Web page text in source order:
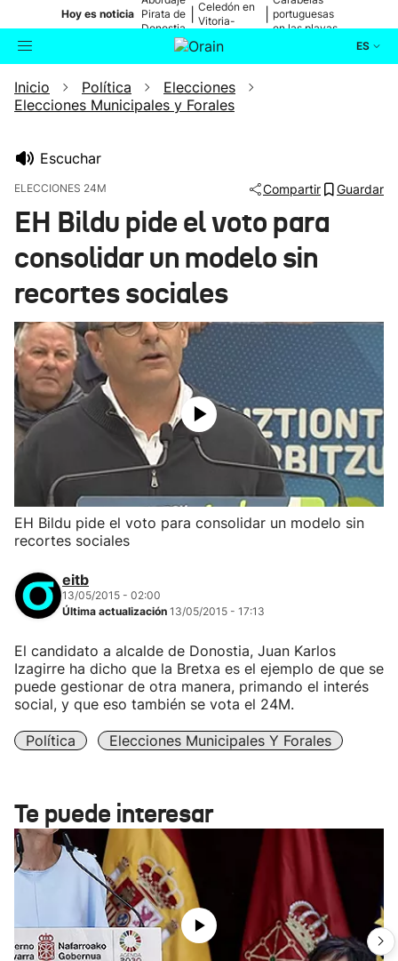
Hoy es noticia Pirata de
Donostia
Celedón en
Vitoria-
portuguesas
en las playas
ES
Buscador Actualidad
Ikusmiran
Eguraldia
Inicio Política
Elecciones
Elecciones Municipales y Forales
Escuchar
ELECCIONES 24M Compartir Guardar
EH Bildu pide el voto para
consolidar un modelo sin
recortes sociales
EH Bildu pide el voto para consolidar un modelo sin
recortes sociales
eitb
13/05/2015 - 02:00
Última actualización 13/05/2015 - 17:13
El candidato a alcalde de Donostia, Juan Karlos
Izagirre ha dicho que la Bretxa es el ejemplo de que se
puede gestionar de otra manera, primando el interés
social, y que eso también se vota el 24M.
Política Elecciones Municipales Y Forales
Te puede interesar